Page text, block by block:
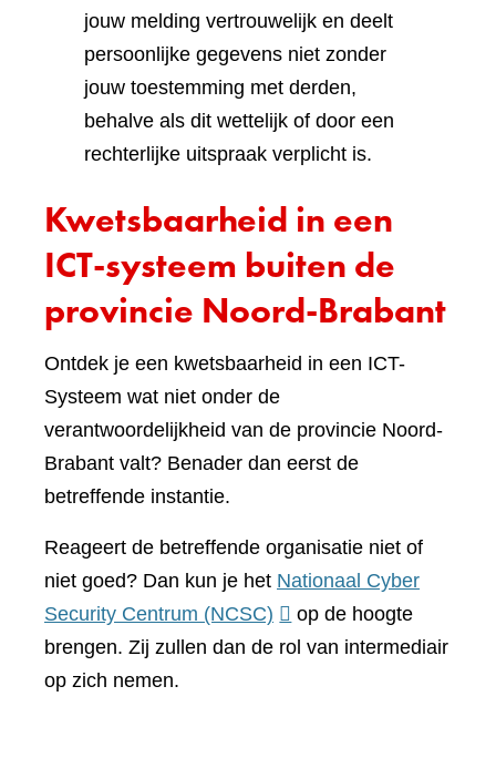
jouw melding vertrouwelijk en deelt
persoonlijke gegevens niet zonder
jouw toestemming met derden,
behalve als dit wettelijk of door een
rechterlijke uitspraak verplicht is.
Kwetsbaarheid in een
ICT-systeem buiten de
provincie Noord-Brabant
Ontdek je een kwetsbaarheid in een ICT-
Systeem wat niet onder de
verantwoordelijkheid van de provincie Noord-
Brabant valt? Benader dan eerst de
betreffende instantie.
Reageert de betreffende organisatie niet of
niet goed? Dan kun je het Nationaal Cyber
Security Centrum (NCSC) (verwijst
naar
op de hoogte
brengen. Zij zullen dan de rol van intermediair
op zich nemen.